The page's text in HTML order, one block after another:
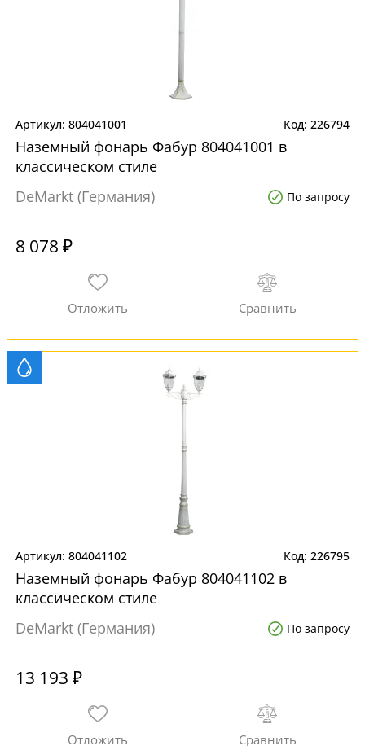
804041001 226794
Наземный фонарь Фабур 804041001 в
классическом стиле
DeMarkt (Германия)
По запросу
8 078 ₽
804041102 226795
Наземный фонарь Фабур 804041102 в
классическом стиле
DeMarkt (Германия)
По запросу
13 193 ₽